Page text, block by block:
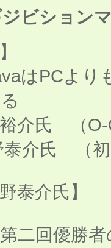
ビション
はPCより
介氏 （O-
泰介氏 （
泰介氏】
二回優勝